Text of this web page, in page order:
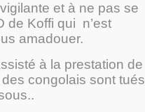
et à ne pas se
de Koffi qui n’est
amadouer.
à la prestation de
congolais sont tués